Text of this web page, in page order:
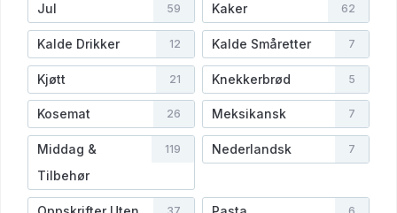
Jul 59 Kaker 62
Kalde Drikker 12 Kalde Småretter 7
Kjøtt 21 Knekkerbrød 5
Kosemat 26 Meksikansk 7
Middag &
Tilbehør
119 Nederlandsk 7